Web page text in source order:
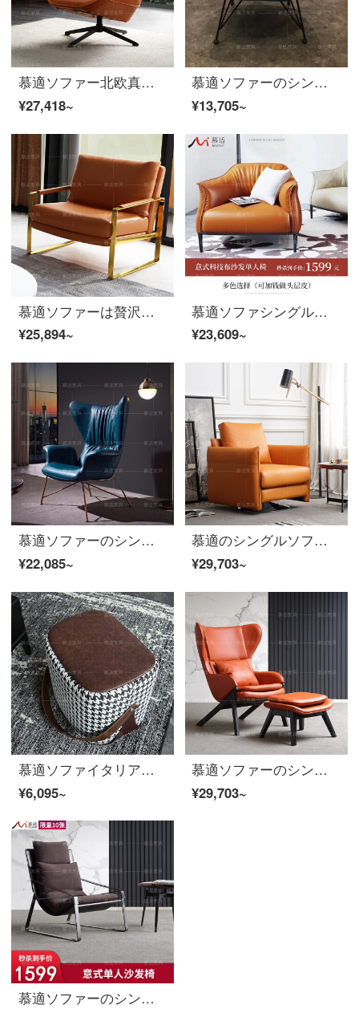
慕適ソファー北欧真皮シングルソファー椅子回転シングルチェアイタリア式レジャー寝室商談オフィスソファシングル位本革シングル回転チェア
¥27,418~
慕適ソファーのシングルソファーと北欧布芸ソファと小さなソファイタリアのレジャーソファのシングル位鉄芸金属シングルベッドルームのソファY 3布のシングルチェア
¥13,705~
慕適ソファーは贅沢をした後に近代的なシングルソファーと本革のソファーのシングルチェアは簡単でカジュアルな鉄芸の寝室のオフィスソファーのシングル位は贅沢な金色の足のシングルチェアのナシパ本革（秒で手に入れた2399）を殺します。
¥25,894~
慕適ソファシングルソファチェア北欧の本革ソファとカジュアルソファーのシングルルームのソファについて相談します。
¥23,609~
慕適ソファーのシングルソファと椅子の北欧デザイナーの革製ソファと椅子のイタリア式怠け者の小さなソファーとカジュアルソファーの鉄芸のシングルはソファーの寝室の金属足の軽い贅沢なソファーの西皮のシングル席を相談します。
¥22,085~
慕適のシングルソファと北欧イタリアの機能のシングル本革のソファーは怠け者が揺り動かして小さいソファーを談判します。寝室のソファーはオレンジ色の羽毛ソファです。
¥29,703~
慕適ソファイタリア式皮ソファ腰掛けの布脚腰掛けの連絡先PU皮携帯腰掛け（多色選択）
¥6,095~
慕適ソファーのシングルソファーと北欧の実木のソファーとシングルイタリア式のレジャーソファーのシングル席が寝室のソファーYJ 1241〓〓〓（啯白蝋木のシングル椅子の頭層ナパ皮のソファーと椅子）について相談します。
¥29,703~
慕適ソファーのシングル布芸ソファと北欧鉄芸布芸羽毛レジャーチェアのリビングに配置されたシングルチェアのバルコニーレジャーチェア601